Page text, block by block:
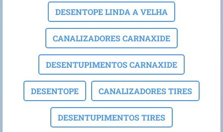
DESENTOPE LINDA A VELHA
CANALIZADORES CARNAXIDE
DESENTUPIMENTOS CARNAXIDE
DESENTOPE CANALIZADORES TIRES
DESENTUPIMENTOS TIRES